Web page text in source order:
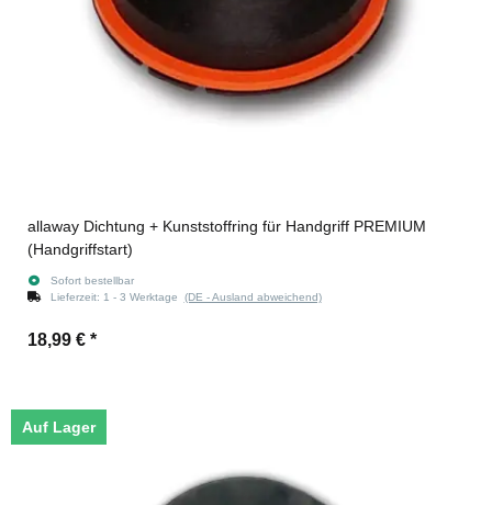
allaway Dichtung + Kunststoffring für Handgriff PREMIUM
(Handgriffstart)
Sofort bestellbar
Lieferzeit: 1 - 3 Werktage (DE - Ausland abweichend)
18,99 € *
Auf Lager